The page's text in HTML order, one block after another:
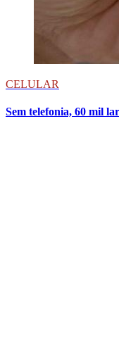
CELULAR
Sem telefonia, 60 mil